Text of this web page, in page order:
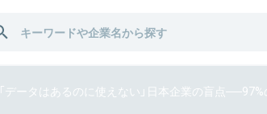
「データはあるのに使えない」日本企業の盲点